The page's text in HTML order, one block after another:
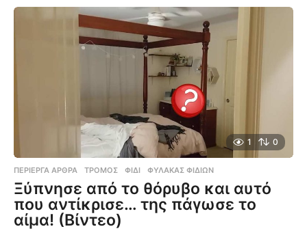
1 0
ΠΕΡΊΕΡΓΑ ΆΡΘΡΑ ΤΡΌΜΟΣ ,ΦΊΔΙ ,ΦΎΛΑΚΑΣ ΦΙΔΙΏΝ
Ξύπνησε από το θόρυβο και αυτό
που αντίκρισε… της πάγωσε το
αίμα! (Βίντεο)